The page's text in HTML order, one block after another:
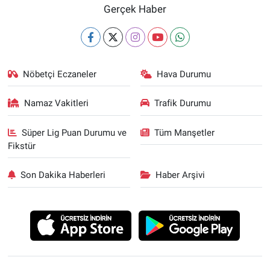
Gerçek Haber
Nöbetçi Eczaneler Hava Durumu
Namaz Vakitleri Trafik Durumu
Süper Lig Puan Durumu ve
Fikstür
Tüm Manşetler
Son Dakika Haberleri Haber Arşivi